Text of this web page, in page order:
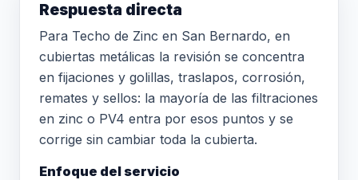
Respuesta directa
Para Techo de Zinc en San Bernardo, en
cubiertas metálicas la revisión se concentra
en fijaciones y golillas, traslapos, corrosión,
remates y sellos: la mayoría de las filtraciones
en zinc o PV4 entra por esos puntos y se
corrige sin cambiar toda la cubierta.
Enfoque del servicio